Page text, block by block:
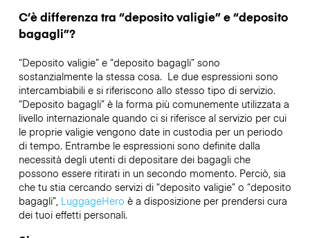
C’è differenza tra “deposito valigie” e “deposito
bagagli”?
“Deposito valigie” e “deposito bagagli” sono
sostanzialmente la stessa cosa. Le due espressioni sono
intercambiabili e si riferiscono allo stesso tipo di servizio.
“Deposito bagagli” è la forma più comunemente utilizzata a
livello internazionale quando ci si riferisce al servizio per cui
le proprie valigie vengono date in custodia per un periodo
di tempo. Entrambe le espressioni sono definite dalla
necessità degli utenti di depositare dei bagagli che
possono essere ritirati in un secondo momento. Perciò, sia
che tu stia cercando servizi di “deposito valigie” o “deposito
bagagli”,LuggageHero è a disposizione per prendersi cura
dei tuoi effetti personali.